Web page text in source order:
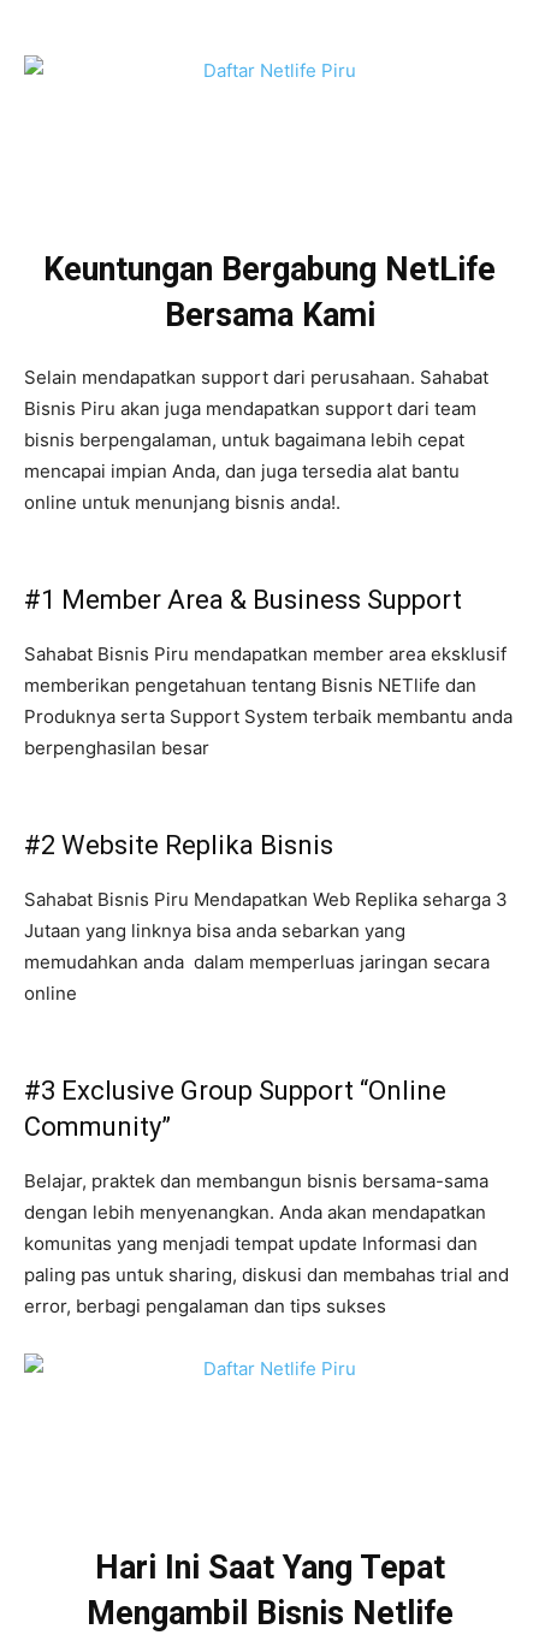
Keuntungan Bergabung NetLife
Bersama Kami
Selain mendapatkan support dari perusahaan. Sahabat
Bisnis Piru akan juga mendapatkan support dari team
bisnis berpengalaman, untuk bagaimana lebih cepat
mencapai impian Anda, dan juga tersedia alat bantu
online untuk menunjang bisnis anda!.
#1 Member Area & Business Support
Sahabat Bisnis Piru mendapatkan member area eksklusif
memberikan pengetahuan tentang Bisnis NETlife dan
Produknya serta Support System terbaik membantu anda
berpenghasilan besar
#2 Website Replika Bisnis
Sahabat Bisnis Piru Mendapatkan Web Replika seharga 3
Jutaan yang linknya bisa anda sebarkan yang
memudahkan anda dalam memperluas jaringan secara
online
#3 Exclusive Group Support “Online
Community”
Belajar, praktek dan membangun bisnis bersama-sama
dengan lebih menyenangkan. Anda akan mendapatkan
komunitas yang menjadi tempat update Informasi dan
paling pas untuk sharing, diskusi dan membahas trial and
error, berbagi pengalaman dan tips sukses
Hari Ini Saat Yang Tepat
Mengambil Bisnis Netlife